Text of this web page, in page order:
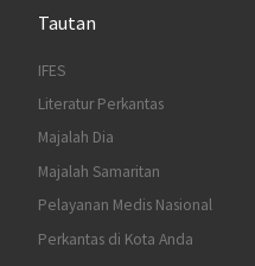
Tautan
IFES
Literatur Perkantas
Majalah Dia
Majalah Samaritan
Pelayanan Medis Nasional
Perkantas di Kota Anda